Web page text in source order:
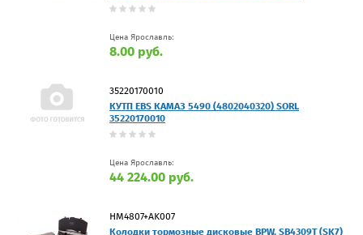
Цена Ярославль:
8.00 руб.
35220170010
КУТП EBS КАМАЗ 5490 (4802040320) SORL
35220170010
Цена Ярославль:
44 224.00 руб.
HM4807+AK007
Колодки тормозные дисковые BPW, SB4309T (SK7)